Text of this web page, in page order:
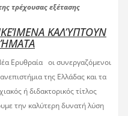
τρέχουσας εξέτασης
ΚΑΛΎΠΤΟΥΝ
Ερυθραία οι συνεργαζόμενοι
της Ελλάδας και τα
ή διδακτορικός τίτλος
την καλύτερη δυνατή λύση